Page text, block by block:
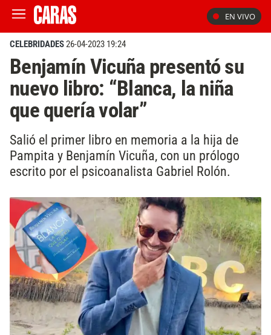
EN VIVO
CELEBRIDADES26-04-2023 19:24
Benjamín Vicuña presentó su
nuevo libro: “Blanca, la niña
que quería volar”
Salió el primer libro en memoria a la hija de
Pampita y Benjamín Vicuña, con un prólogo
escrito por el psicoanalista Gabriel Rolón.